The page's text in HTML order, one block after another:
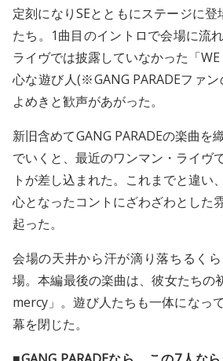
定刻になりSEとともにステージに
たち。1曲目のイントロで会場に流
ライヴでは披露していなかった「
心な遊び人(※GANG PARADEファ
よめきと歓声があがった。
新旧含めてGANG PARADEの楽曲を
でいくと、最近のワンマン・ライヴ
トが差し込まれた。これまでと違い
心となったコントにざわざわとした
起った。
会場の天井から汗が滴り落ちるく
場。本編最後の楽曲は、彼女たちの
mercy」。遊び人たちも一体になっ
幕を閉じた。